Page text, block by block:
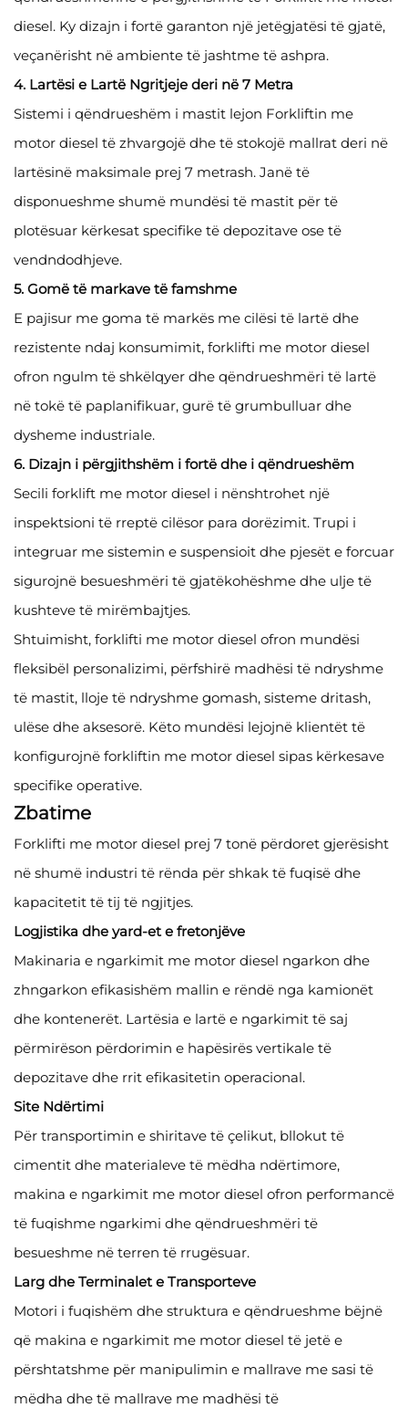
diesel. Ky dizajn i fortë garanton një jetëgjatësi të gjatë,
veçanërisht në ambiente të jashtme të ashpra.
4. Lartësi e Lartë Ngritjeje deri në 7 Metra
Sistemi i qëndrueshëm i mastit lejon Forkliftin me
motor diesel të zhvargojë dhe të stokojë mallrat deri në
lartësinë maksimale prej 7 metrash. Janë të
disponueshme shumë mundësi të mastit për të
plotësuar kërkesat specifike të depozitave ose të
vendndodhjeve.
5. Gomë të markave të famshme
E pajisur me goma të markës me cilësi të lartë dhe
rezistente ndaj konsumimit, forklifti me motor diesel
ofron ngulm të shkëlqyer dhe qëndrueshmëri të lartë
në tokë të paplanifikuar, gurë të grumbulluar dhe
dysheme industriale.
6. Dizajn i përgjithshëm i fortë dhe i qëndrueshëm
Secili forklift me motor diesel i nënshtrohet një
inspektsioni të rreptë cilësor para dorëzimit. Trupi i
integruar me sistemin e suspensioit dhe pjesët e forcuar
sigurojnë besueshmëri të gjatëkohëshme dhe ulje të
kushteve të mirëmbajtjes.
Shtuimisht, forklifti me motor diesel ofron mundësi
fleksibël personalizimi, përfshirë madhësi të ndryshme
të mastit, lloje të ndryshme gomash, sisteme dritash,
ulëse dhe aksesorë. Këto mundësi lejojnë klientët të
konfigurojnë forkliftin me motor diesel sipas kërkesave
specifike operative.
Zbatime
Forklifti me motor diesel prej 7 tonë përdoret gjerësisht
në shumë industri të rënda për shkak të fuqisë dhe
kapacitetit të tij të ngjitjes.
Logjistika dhe yard-et e fretonjëve
Makinaria e ngarkimit me motor diesel ngarkon dhe
zhngarkon efikasishëm mallin e rëndë nga kamionët
dhe kontenerët. Lartësia e lartë e ngarkimit të saj
përmirëson përdorimin e hapësirës vertikale të
depozitave dhe rrit efikasitetin operacional.
Site Ndërtimi
Për transportimin e shiritave të çelikut, bllokut të
cimentit dhe materialeve të mëdha ndërtimore,
makina e ngarkimit me motor diesel ofron performancë
të fuqishme ngarkimi dhe qëndrueshmëri të
besueshme në terren të rrugësuar.
Larg dhe Terminalet e Transporteve
Motori i fuqishëm dhe struktura e qëndrueshme bëjnë
që makina e ngarkimit me motor diesel të jetë e
përshtatshme për manipulimin e mallrave me sasi të
mëdha dhe të mallrave me madhësi të